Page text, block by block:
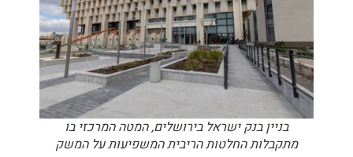
בניין בנק ישראל בירושלים, המטה המרכזי בו
מתקבלות החלטות הריבית המשפיעות על המשק